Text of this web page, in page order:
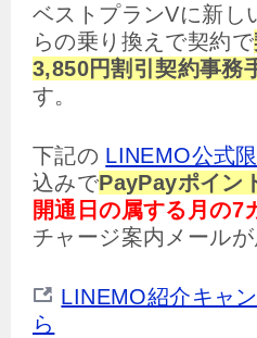
ベストプランVに新し
らの乗り換えで契約で
3,850円割引契約事務
す。
下記の LINEMO公式
込みでPayPayポイン
開通日の属する月の7
チャージ案内メールが
LINEMO紹介キャ
ら